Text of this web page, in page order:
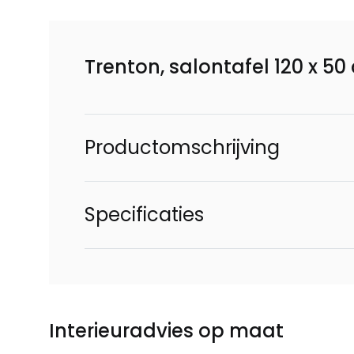
Trenton, salontafel 120 x 50
Productomschrijving
Specificaties
Interieuradvies op maat